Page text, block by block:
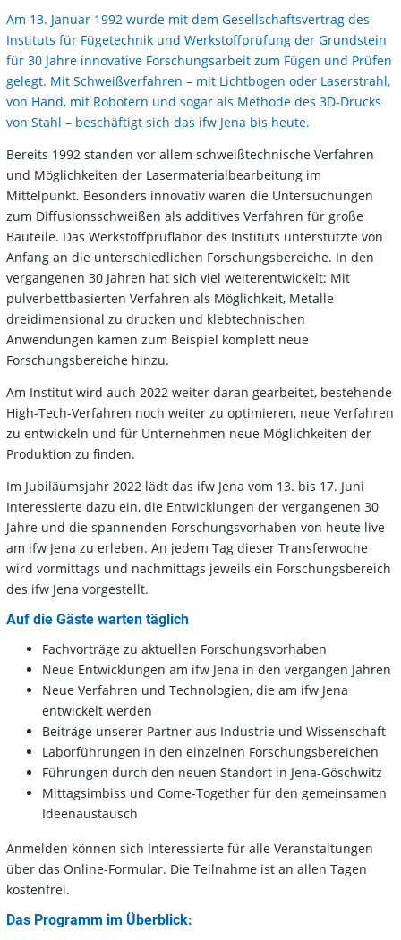
Am 13. Januar 1992 wurde mit dem Gesellschaftsvertrag des
Instituts für Fügetechnik und Werkstoffprüfung der Grundstein
für 30 Jahre innovative Forschungsarbeit zum Fügen und Prüfen
gelegt. Mit Schweißverfahren – mit Lichtbogen oder Laserstrahl,
von Hand, mit Robotern und sogar als Methode des 3D-Drucks
von Stahl – beschäftigt sich das ifw Jena bis heute.
Bereits 1992 standen vor allem schweißtechnische Verfahren
und Möglichkeiten der Lasermaterialbearbeitung im
Mittelpunkt. Besonders innovativ waren die Untersuchungen
zum Diffusionsschweißen als additives Verfahren für große
Bauteile. Das Werkstoffprüflabor des Instituts unterstützte von
Anfang an die unterschiedlichen Forschungsbereiche. In den
vergangenen 30 Jahren hat sich viel weiterentwickelt: Mit
pulverbettbasierten Verfahren als Möglichkeit, Metalle
dreidimensional zu drucken und klebtechnischen
Anwendungen kamen zum Beispiel komplett neue
Forschungsbereiche hinzu.
Am Institut wird auch 2022 weiter daran gearbeitet, bestehende
High-Tech-Verfahren noch weiter zu optimieren, neue Verfahren
zu entwickeln und für Unternehmen neue Möglichkeiten der
Produktion zu finden.
Im Jubiläumsjahr 2022 lädt das ifw Jena vom 13. bis 17. Juni
Interessierte dazu ein, die Entwicklungen der vergangenen 30
Jahre und die spannenden Forschungsvorhaben von heute live
am ifw Jena zu erleben. An jedem Tag dieser Transferwoche
wird vormittags und nachmittags jeweils ein Forschungsbereich
des ifw Jena vorgestellt.
Auf die Gäste warten täglich
Fachvorträge zu aktuellen Forschungsvorhaben
Neue Entwicklungen am ifw Jena in den vergangen Jahren
Neue Verfahren und Technologien, die am ifw Jena
entwickelt werden
Beiträge unserer Partner aus Industrie und Wissenschaft
Laborführungen in den einzelnen Forschungsbereichen
Führungen durch den neuen Standort in Jena-Göschwitz
Mittagsimbiss und Come-Together für den gemeinsamen
Ideenaustausch
Anmelden können sich Interessierte für alle Veranstaltungen
über das Online-Formular. Die Teilnahme ist an allen Tagen
kostenfrei.
Das Programm im Überblick: